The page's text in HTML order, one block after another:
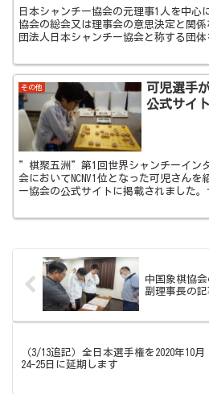
日本シャンチー協会の元理事1人を中心
協会の総会又は理事会の意思決定と関
団法人日本シャンチー協会と称する団体
その他
可児選手
公式サイ
”棋聚五洲”第1回世界シャンチーイン
会においてNCNV1位となった可児さん
ー協会の公式サイトに掲載されました。
中国象棋協
副理事長の
（3/13追記）全日本選手権を2020年10月
24-25日に延期します